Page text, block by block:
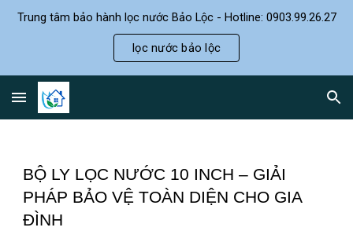
Trung tâm bảo hành lọc nước Bảo Lộc - Hotline: 0903.99.26.27
lọc nước bảo lộc
BỘ LY LỌC NƯỚC 10 INCH – GIẢI
PHÁP BẢO VỆ TOÀN DIỆN CHO GIA
ĐÌNH